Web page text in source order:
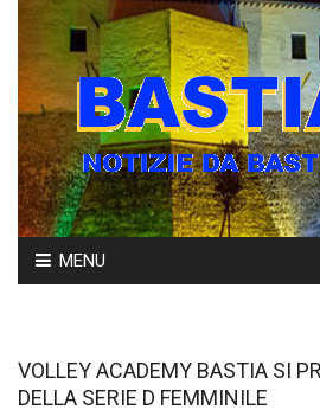
Skip
to
MENU
VOLLEY ACADEMY BASTIA SI
DELLA SERIE D FEMMINILE